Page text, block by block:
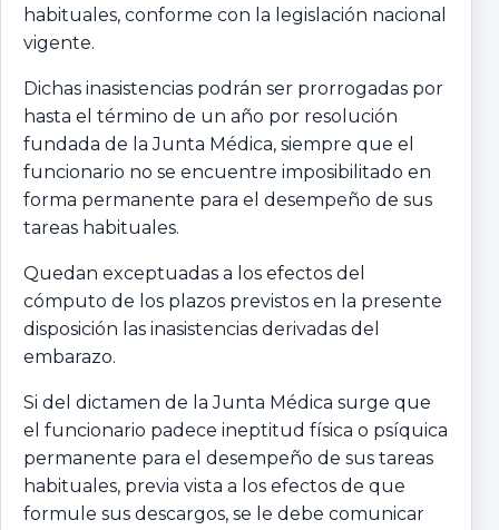
habituales, conforme con la legislación nacional
vigente.
Dichas inasistencias podrán ser prorrogadas por
hasta el término de un año por resolución
fundada de la Junta Médica, siempre que el
funcionario no se encuentre imposibilitado en
forma permanente para el desempeño de sus
tareas habituales.
Quedan exceptuadas a los efectos del
cómputo de los plazos previstos en la presente
disposición las inasistencias derivadas del
embarazo.
Si del dictamen de la Junta Médica surge que
el funcionario padece ineptitud física o psíquica
permanente para el desempeño de sus tareas
habituales, previa vista a los efectos de que
formule sus descargos, se le debe comunicar